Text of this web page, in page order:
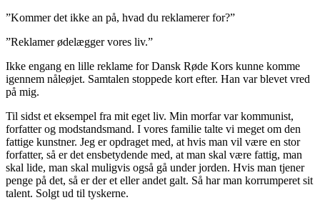
”Kommer det ikke an på, hvad du reklamerer for?”
”Reklamer ødelægger vores liv.”
Ikke engang en lille reklame for Dansk Røde Kors kunne komme
igennem nåleøjet. Samtalen stoppede kort efter. Han var blevet vred
på mig.
Til sidst et eksempel fra mit eget liv. Min morfar var kommunist,
forfatter og modstandsmand. I vores familie talte vi meget om den
fattige kunstner. Jeg er opdraget med, at hvis man vil være en stor
forfatter, så er det ensbetydende med, at man skal være fattig, man
skal lide, man skal muligvis også gå under jorden. Hvis man tjener
penge på det, så er der et eller andet galt. Så har man korrumperet sit
talent. Solgt ud til tyskerne.